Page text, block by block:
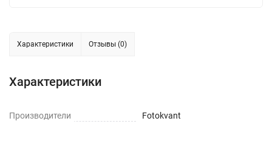
Характеристики Отзывы (0)
Характеристики
Производители Fotokvant